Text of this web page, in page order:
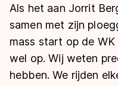
Langebaan
Shorttrack
Inlineskaten
Uitslagen
Langebaan
Shorttrack
Marathon
Tijden &
Ranglijsten Langebaan
Als het aan Jorrit
samen met zijn
mass start op de
wel op. Wij weten
hebben. We rijden